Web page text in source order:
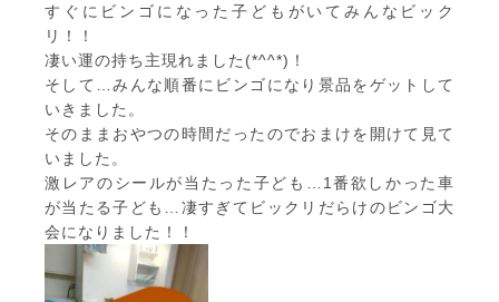
すぐにビンゴになった子どもがいてみんなビック
リ！！
凄い運の持ち主現れました(*^^*)！
そして…みんな順番にビンゴになり景品をゲットして
いきました。
そのままおやつの時間だったのでおまけを開けて見て
いました。
激レアのシールが当たった子ども…1番欲しかった車
が当たる子ども…凄すぎてビックリだらけのビンゴ大
会になりました！！